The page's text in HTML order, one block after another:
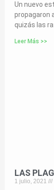
Un nuevo
propagaron
quizás las
Leer Más >>
LAS
1 julio, 2021